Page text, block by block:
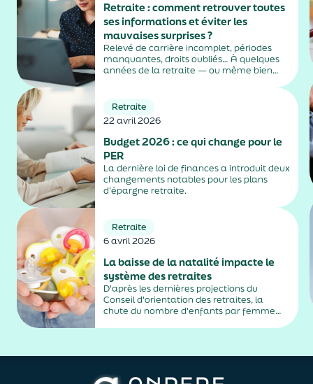
Retraite : comment retrouver toutes
ses informations et éviter les
mauvaises surprises ?
Relevé de carrière incomplet, périodes
manquantes, droits oubliés… À quelques
années de la retraite — ou même bien
parfaitement à jour. Pourtant, vérifier
régulièrement ses droits permet
d’anticiper, de...
Retraite
22 avril 2026
Budget 2026 : ce qui change pour le
PER
La dernière loi de finances a introduit deux
changements notables pour les plans
d’épargne retraite.
Retraite
6 avril 2026
La baisse de la natalité impacte le
système des retraites
D'après les dernières projections du
Conseil d'orientation des retraites, la
chute du nombre d'enfants par femme